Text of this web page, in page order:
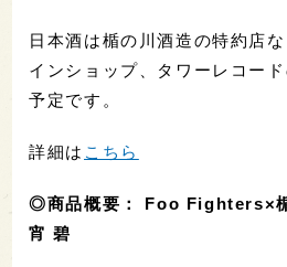
日本酒は楯の川酒造の特約店
インショップ、タワーレコー
予定です。
詳細は こちら
◎商品概要： Foo Fighters×
宵 碧